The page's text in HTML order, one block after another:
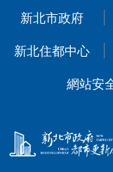
新北市政府
新北住都中心
網站安